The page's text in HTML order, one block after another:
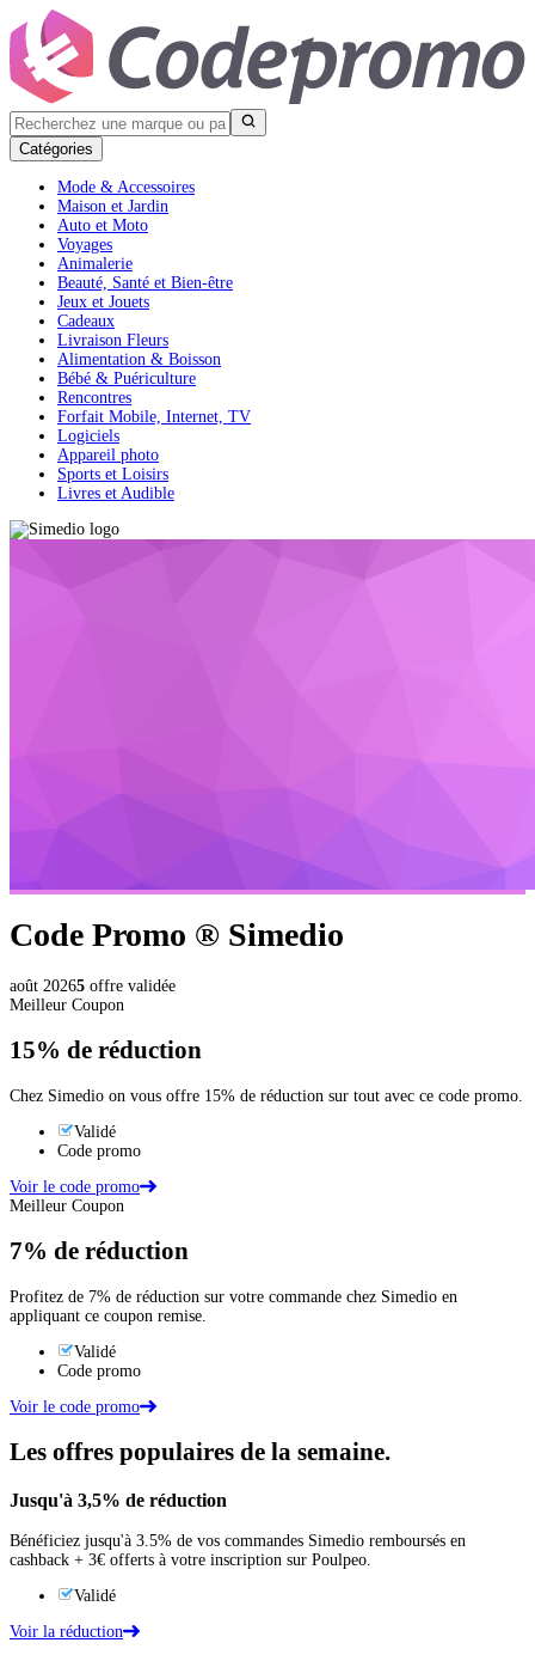
Catégories
Mode & Accessoires
Maison et Jardin
Auto et Moto
Voyages
Animalerie
Beauté, Santé et Bien-être
Jeux et Jouets
Cadeaux
Livraison Fleurs
Alimentation & Boisson
Bébé & Puériculture
Rencontres
Forfait Mobile, Internet, TV
Logiciels
Appareil photo
Sports et Loisirs
Livres et Audible
Code Promo ® Simedio
août 20265 offre validée
Meilleur Coupon
15% de réduction
Chez Simedio on vous offre 15% de réduction sur tout avec ce code promo.
Validé
Code promo
Voir le code promo
Meilleur Coupon
7% de réduction
Profitez de 7% de réduction sur votre commande chez Simedio en
appliquant ce coupon remise.
Validé
Code promo
Voir le code promo
Les offres populaires de la semaine.
Jusqu'à 3,5% de réduction
Bénéficiez jusqu'à 3.5% de vos commandes Simedio remboursés en
cashback + 3€ offerts à votre inscription sur Poulpeo.
Validé
Voir la réduction